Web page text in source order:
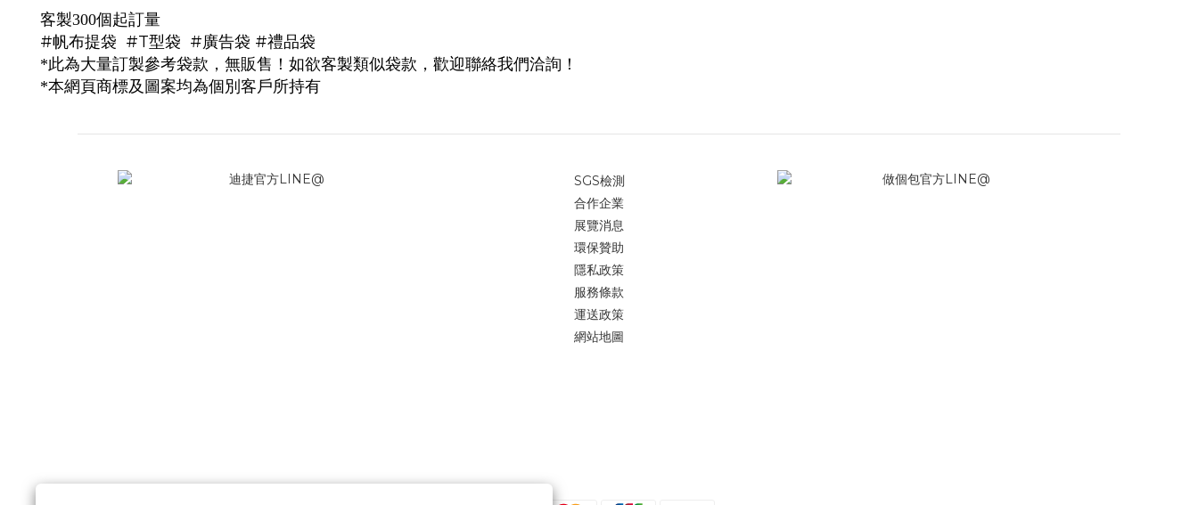
客製300個起訂量
#帆布提袋 #T型袋 #廣告袋 #禮品袋
*此為大量訂製參考袋款，無販售！如欲客製類似袋款，歡迎聯絡我們洽詢！
*本網頁商標及圖案均為個別客戶所持有
SGS檢測
合作企業
展覽消息
環保贊助
隱私政策
服務條款
運送政策
網站地圖